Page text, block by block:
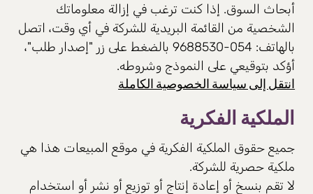
أبحاث السوق. إذا كنت ترغب في إزالة معلوماتك
الشخصية من القائمة البريدية للشركة في أي وقت، اتصل
بالهاتف: 054-9688530 بالضغط على زر "إصدار طلب"،
أؤكد بتوقيعي على النموذج وشروطه.
انتقل إلى سياسة الخصوصية الكاملة
الملكية الفكرية
جميع حقوق الملكية الفكرية في موقع المبيعات هذا هي
ملكية حصرية للشركة.
لا تقم بنسخ أو إعادة إنتاج أو توزيع أو نشر أو استخدام